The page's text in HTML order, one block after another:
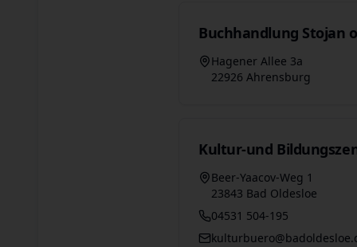
Buchhandlung Stojan
Hagener Allee 3a
22926 Ahrensburg
Kultur-und
Beer-Yaacov-Weg 1
23843 Bad Oldesloe
04531 504-195